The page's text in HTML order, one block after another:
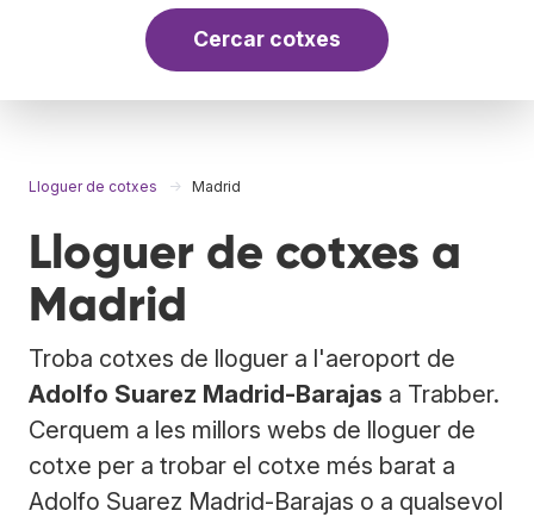
Cercar cotxes
Lloguer de cotxes Madrid
Lloguer de cotxes a
Madrid
Troba cotxes de lloguer a l'aeroport de
Adolfo Suarez Madrid-Barajas a Trabber.
Cerquem a les millors webs de lloguer de
cotxe per a trobar el cotxe més barat a
Adolfo Suarez Madrid-Barajas o a qualsevol